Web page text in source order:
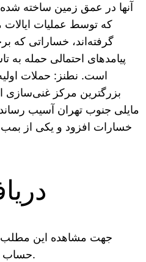
آنها در عمق زمین ساخته
که توسط عملیات
گرفته‌اند، خساراتی که
پیامدهای احتمالی حمله
است. نطنز: حملات
مایلی جنوب تهران آسیب
خسارات افزود و یکی از
جهت مشاهده این مطلب
حساب کاربری سازمانی وارد شوید.